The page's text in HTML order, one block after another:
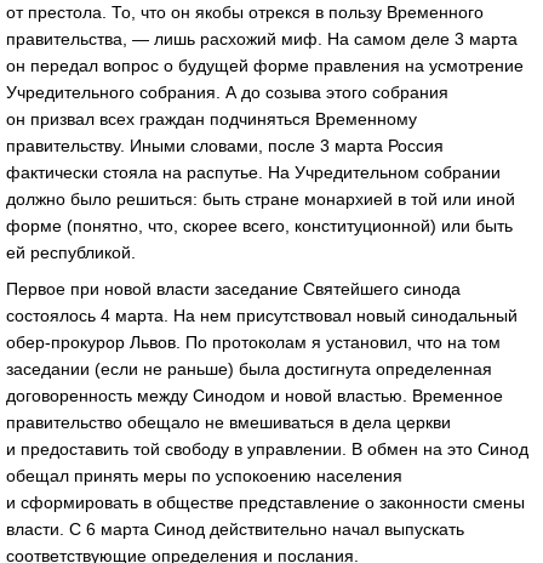
от престола. То, что он якобы отрекся в пользу Временного
правительства, — лишь расхожий миф. На самом деле 3 марта
он передал вопрос о будущей форме правления на усмотрение
Учредительного собрания. А до созыва этого собрания
он призвал всех граждан подчиняться Временному
правительству. Иными словами, после 3 марта Россия
фактически стояла на распутье. На Учредительном собрании
должно было решиться: быть стране монархией в той или иной
форме (понятно, что, скорее всего, конституционной) или быть
ей республикой.
Первое при новой власти заседание Святейшего синода
состоялось 4 марта. На нем присутствовал новый синодальный
обер-прокурор Львов. По протоколам я установил, что на том
заседании (если не раньше) была достигнута определенная
договоренность между Синодом и новой властью. Временное
правительство обещало не вмешиваться в дела церкви
и предоставить той свободу в управлении. В обмен на это Синод
обещал принять меры по успокоению населения
и сформировать в обществе представление о законности смены
власти. С 6 марта Синод действительно начал выпускать
соответствующие определения и послания.